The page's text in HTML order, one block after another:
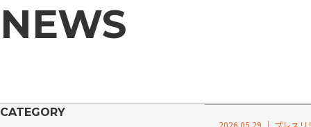
NEWS
CATEGORY
2026.05.29 ｜ プレスリ